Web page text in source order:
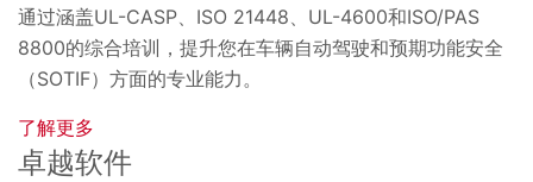
通过涵盖UL-CASP、ISO 21448、UL-4600和ISO/PAS
8800的综合培训，提升您在车辆自动驾驶和预期功能安全
（SOTIF）方面的专业能力。
了解更多
卓越软件